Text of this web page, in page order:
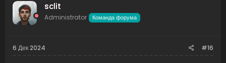
sclit
Administrator Команда форума
6 Дек 2024 #16